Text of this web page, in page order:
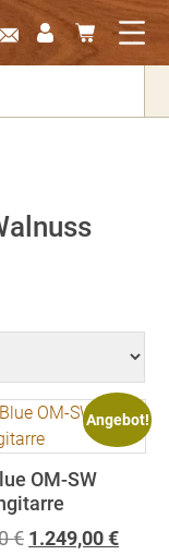
Angebot!
OM-SW
€ Ursprünglicher
1.249,00€